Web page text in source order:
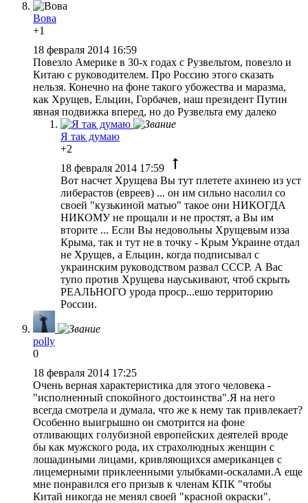
Вова
+1
18 февраля 2014 16:59
Повезло Америке в 30-х годах с Рузвельтом, повезло и
Китаю с руководителем. Про Россию этого сказать
нельзя. Конечно на фоне такого убожества и маразма,
как Хрущев, Ельцин, Горбачев, наш президент Путин
явная подвижка вперед, но до Рузвельта ему далеко
Я так думаю
+2
18 февраля 2014 17:59
Вот насчет Хрущева Вы тут плетете ахинею из уст
либерастов (евреев) ... он им сильно насолил со
своей "кузькиной матью" такое они НИКОГДА
НИКОМУ не прощали и не простят, а Вы им
вторите ... Если Вы недовольны Хрущевым изза
Крыма, так и тут не в точку - Крым Украине отдал
не Хрущев, а Ельцин, когда подписывал с
украинским руководством развал СССР. А Вас
тупо против Хрущева науськивают, чтоб скрыть
РЕАЛЬНОГО урода проср...ешо территорию
России.
polly
0
18 февраля 2014 17:25
Очень верная характеристика для этого человека -
"исполненный спокойного достоинства".Я на него
всегда смотрела и думала, что же к нему так привлекает?
Особенно выигрышно он смотрится на фоне
отливающих голубизной европейских деятелей вроде
бы как мужского рода, их страхолюдных женщин с
лошадиными лицами, кривляющихся американцев с
лицемерными приклеенными улыбками-оскалами.А еще
мне понравился его призыв к членам КПК "чтобы
Китай никогда не менял своей "красной окраски".